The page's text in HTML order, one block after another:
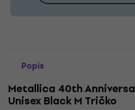
Popis
Metallica 40th
Unisex Black M Tričko